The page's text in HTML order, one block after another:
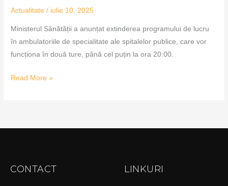
Actualitate / iulie 10, 2025
Ministerul Sănătății a anunțat extinderea programului de lucru
în ambulatoriile de specialitate ale spitalelor publice, care vor
funcționa în două ture, până cel puțin la ora 20:00.
Read More »
CONTACT LINKURI